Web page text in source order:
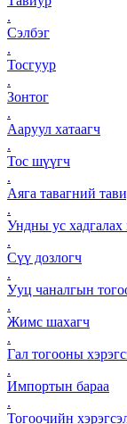
.
Сэлбэг
.
Тосгуур
.
Зонтог
.
Ааруул хатаагч
.
Тос шүүгч
.
Аяга тавагний
.
Ундны ус хадгалах
.
Сүү дозлогч
.
Ууц чаналгын
.
Жимс шахагч
.
Гал тогооны
.
Импортын бараа
.
Тогоочийн